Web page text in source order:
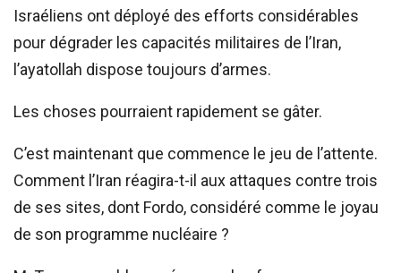
Israéliens ont déployé des efforts considérables
pour dégrader les capacités militaires de l’Iran,
l’ayatollah dispose toujours d’armes.
Les choses pourraient rapidement se gâter.
C’est maintenant que commence le jeu de l’attente.
Comment l’Iran réagira-t-il aux attaques contre trois
de ses sites, dont Fordo, considéré comme le joyau
de son programme nucléaire ?